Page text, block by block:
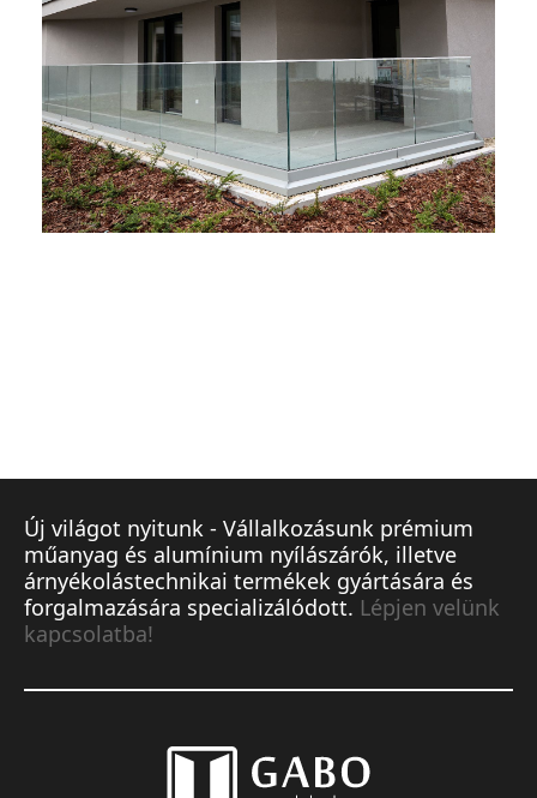
Új világot nyitunk - Vállalkozásunk prémium
műanyag és alumínium nyílászárók, illetve
árnyékolástechnikai termékek gyártására és
forgalmazására specializálódott. Lépjen velünk
kapcsolatba!